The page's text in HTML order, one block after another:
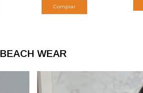
Comprar
BEACH WEAR